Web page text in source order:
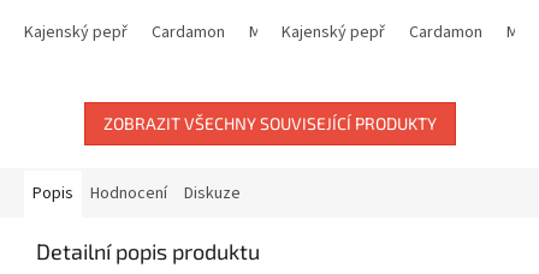
Kajenský pepř
Cardamon Muškátový oříšek
Kajenský pepř
Cardamon
ZOBRAZIT VŠECHNY SOUVISEJÍCÍ PRODUKTY
Popis Hodnocení Diskuze
Detailní popis produktu